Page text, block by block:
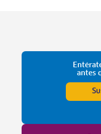
antes